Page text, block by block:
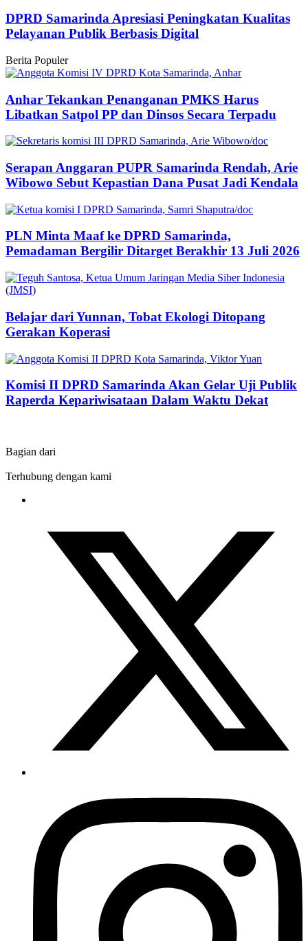
DPRD Samarinda Apresiasi Peningkatan Kualitas
Pelayanan Publik Berbasis Digital
Berita Populer
Anhar Tekankan Penanganan PMKS Harus
Libatkan Satpol PP dan Dinsos Secara Terpadu
Serapan Anggaran PUPR Samarinda Rendah, Arie
Wibowo Sebut Kepastian Dana Pusat Jadi Kendala
PLN Minta Maaf ke DPRD Samarinda,
Pemadaman Bergilir Ditarget Berakhir 13 Juli 2026
Belajar dari Yunnan, Tobat Ekologi Ditopang
Gerakan Koperasi
Komisi II DPRD Samarinda Akan Gelar Uji Publik
Raperda Kepariwisataan Dalam Waktu Dekat
Bagian dari
Terhubung dengan kami